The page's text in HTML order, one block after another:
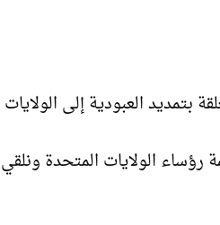
بتمديد العبودية إلى
الولايات المتحدة